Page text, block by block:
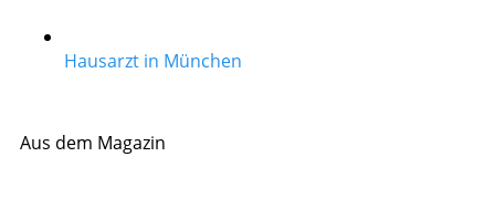
Hausarzt in München
Aus dem Magazin